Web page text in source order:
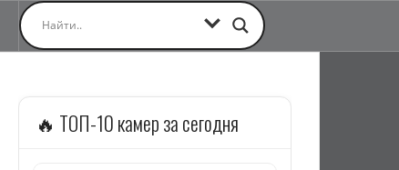
🔥 ТОП-10 камер за сегодня